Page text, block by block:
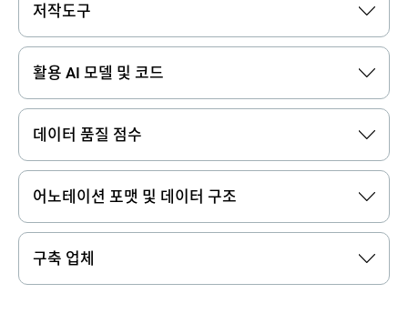
저작도구
활용 AI 모델 및 코드
데이터 품질 점수
어노테이션 포맷 및 데이터 구조
구축 업체